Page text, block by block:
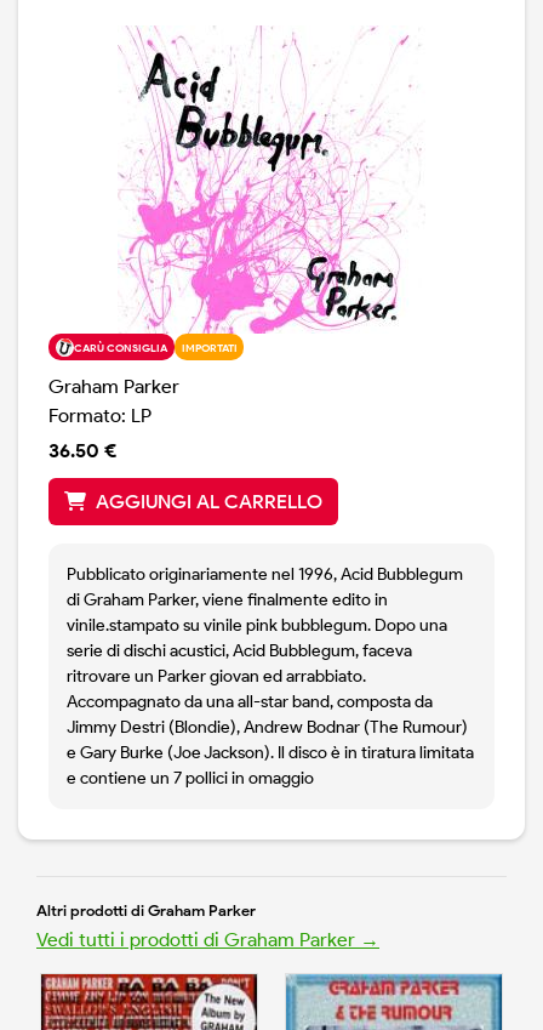
CARÙ CONSIGLIA IMPORTATI
Graham Parker
Formato: LP
36.50 €
AGGIUNGI AL CARRELLO
Pubblicato originariamente nel 1996, Acid Bubblegum
di Graham Parker, viene finalmente edito in
vinile.stampato su vinile pink bubblegum. Dopo una
serie di dischi acustici, Acid Bubblegum, faceva
ritrovare un Parker giovan ed arrabbiato.
Accompagnato da una all-star band, composta da
Jimmy Destri (Blondie), Andrew Bodnar (The Rumour)
e Gary Burke (Joe Jackson). Il disco è in tiratura limitata
e contiene un 7 pollici in omaggio
Altri prodotti di Graham Parker
Vedi tutti i prodotti di Graham Parker →